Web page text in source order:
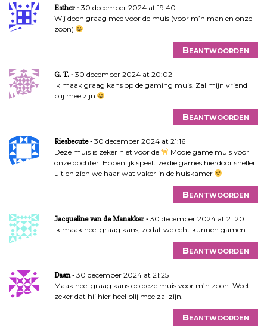
Esther
30 december 2024 at 19:40
Wij doen graag mee voor de muis (voor m’n man en onze
zoon)
Beantwoorden
G. T.
30 december 2024 at 20:02
Ik maak graag kans op de gaming muis. Zal mijn vriend
blij mee zijn
Beantwoorden
Riesbecute
30 december 2024 at 21:16
Deze muis is zeker niet voor de
Mooie game muis voor
onze dochter. Hopenlijk speelt ze die games hierdoor sneller
uit en zien we haar wat vaker in de huiskamer
Beantwoorden
Jacqueline van de Manakker
30 december 2024 at 21:20
Ik maak heel graag kans, zodat we echt kunnen gamen
Beantwoorden
Daan
30 december 2024 at 21:25
Maak heel graag kans op deze muis voor m’n zoon. Weet
zeker dat hij hier heel blij mee zal zijn.
Beantwoorden